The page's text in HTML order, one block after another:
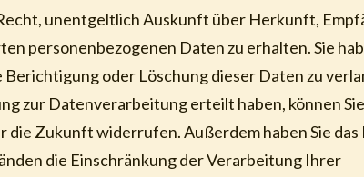
unentgeltlich Auskunft über Herkunft,
personenbezogenen Daten zu erhalten. Sie
Berichtigung oder Löschung dieser Daten zu
zur Datenverarbeitung erteilt haben, können
die Zukunft widerrufen. Außerdem haben Sie das
die Einschränkung der Verarbeitung Ihrer